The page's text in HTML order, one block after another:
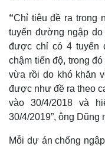
Kinh tế
Khởi nghiệp
“Chỉ tiêu đề ra trong
tuyến đường ngập
được chỉ có 4 tuyến
chậm tiến độ, trong
vừa rồi do khó khăn
được như đề ra theo
vào 30/4/2018 và
30/4/2019”, ông Dũng
Mỗi dự án chống